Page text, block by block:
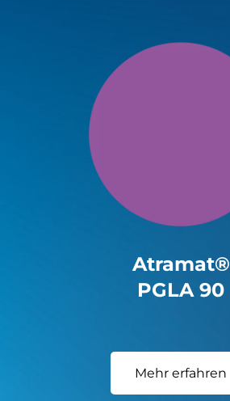
Atramat®
PGLA 90
Mehr erfahren